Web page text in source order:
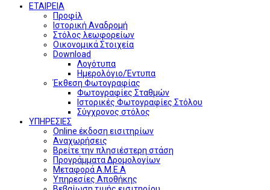
ΕΤΑΙΡΕΙΑ
Προφίλ
Ιστορική Αναδρομή
Στόλος λεωφορείων
Οικονομικά Στοιχεία
Download
Λογότυπα
Ημερολόγιο/Έντυπα
Έκθεση Φωτογραφίας
Φωτογραφίες Σταθμών
Ιστορικές Φωτογραφίες Στόλου
Σύγχρονος στόλος
ΥΠΗΡΕΣΙΕΣ
Online έκδοση εισιτηρίων
Αναχωρήσεις
Βρείτε την πλησιέστερη στάση
Προγράμματα Δρομολογίων
Μεταφορά Α.Μ.Ε.Α
Υπηρεσίες Αποθήκης